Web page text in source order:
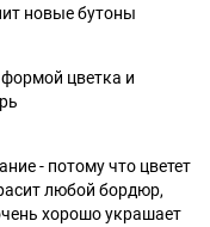
новые бутоны
цветка и
- потому что цветет
любой бордюр,
хорошо украшает